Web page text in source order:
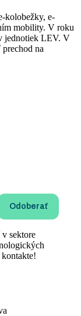
kolobežky, e-
mobility. V roku
jednotiek LEV. V
na
sektore